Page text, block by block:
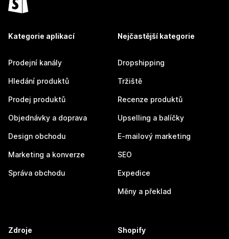
Kategorie aplikací
Prodejní kanály
Hledání produktů
Prodej produktů
Objednávky a doprava
Design obchodu
Marketing a konverze
Správa obchodu
Nejčastější kategorie
Dropshipping
Tržiště
Recenze produktů
Upselling a balíčky
E-mailový marketing
SEO
Expedice
Měny a překlad
Zdroje Shopify